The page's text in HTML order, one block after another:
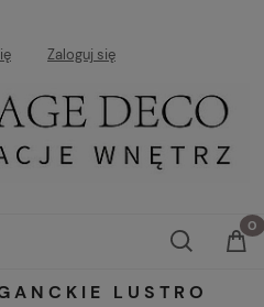
Zaloguj się
LUSTRO